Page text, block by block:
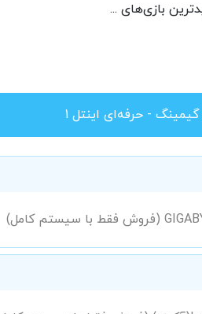
بازی‌های ...
گیمینگ - حرفه‌ای اینتل 1